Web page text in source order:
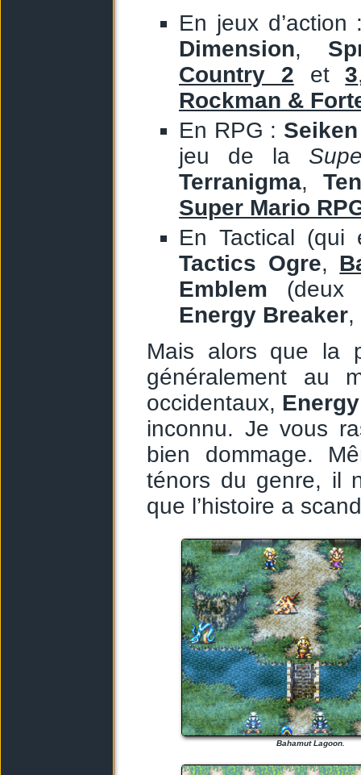
En jeux
Dimension,
Country 2 et3
Rockman &
En RPG :
jeu de la
Terranigma,
Super Mario
En Tactical
Tactics Ogre,
Emblem (deux
Energy Breaker,
Mais alors que la
généralement au
occidentaux,
inconnu. Je vous
bien dommage.
ténors du genre, il
que l’histoire a
Bahamut Lagoon.